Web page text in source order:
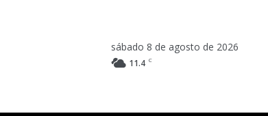
sábado 8 de agosto de 2026
11.4 C